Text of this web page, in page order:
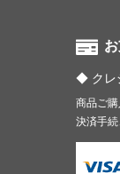
クレ
商品ご購
決済手